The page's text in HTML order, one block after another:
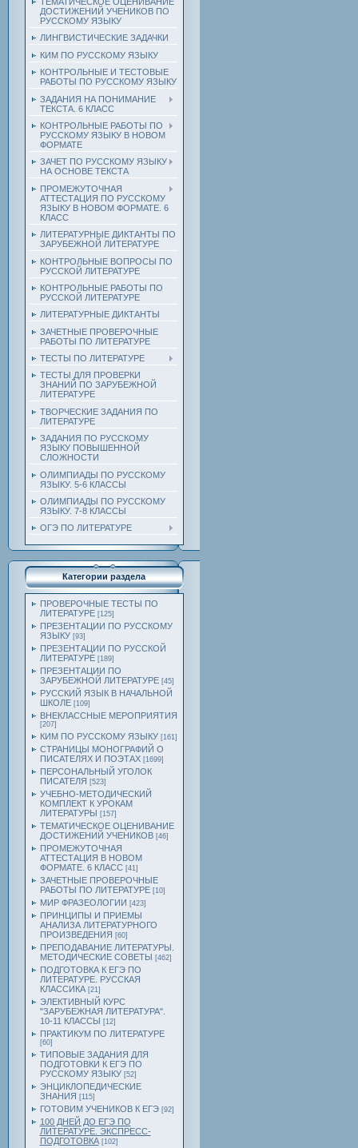
ДОСТИЖЕНИЙ УЧЕНИКОВ ПО
РУССКОМУ ЯЗЫКУ
ЛИНГВИСТИЧЕСКИЕ ЗАДАЧКИ
КИМ ПО РУССКОМУ ЯЗЫКУ
КОНТРОЛЬНЫЕ И ТЕСТОВЫЕ
РАБОТЫ ПО РУССКОМУ ЯЗЫКУ
ЗАДАНИЯ НА ПОНИМАНИЕ
ТЕКСТА. 6 КЛАСС
КОНТРОЛЬНЫЕ РАБОТЫ ПО
РУССКОМУ ЯЗЫКУ В НОВОМ
ФОРМАТЕ
ЗАЧЕТ ПО РУССКОМУ ЯЗЫКУ
НА ОСНОВЕ ТЕКСТА
ПРОМЕЖУТОЧНАЯ
АТТЕСТАЦИЯ ПО РУССКОМУ
ЯЗЫКУ В НОВОМ ФОРМАТЕ. 6
КЛАСС
ЛИТЕРАТУРНЫЕ ДИКТАНТЫ ПО
ЗАРУБЕЖНОЙ ЛИТЕРАТУРЕ
КОНТРОЛЬНЫЕ ВОПРОСЫ ПО
РУССКОЙ ЛИТЕРАТУРЕ
КОНТРОЛЬНЫЕ РАБОТЫ ПО
РУССКОЙ ЛИТЕРАТУРЕ
ЛИТЕРАТУРНЫЕ ДИКТАНТЫ
ЗАЧЕТНЫЕ ПРОВЕРОЧНЫЕ
РАБОТЫ ПО ЛИТЕРАТУРЕ
ТЕСТЫ ПО ЛИТЕРАТУРЕ
ТЕСТЫ ДЛЯ ПРОВЕРКИ
ЗНАНИЙ ПО ЗАРУБЕЖНОЙ
ЛИТЕРАТУРЕ
ТВОРЧЕСКИЕ ЗАДАНИЯ ПО
ЛИТЕРАТУРЕ
ЗАДАНИЯ ПО РУССКОМУ
ЯЗЫКУ ПОВЫШЕННОЙ
СЛОЖНОСТИ
ОЛИМПИАДЫ ПО РУССКОМУ
ЯЗЫКУ. 5-6 КЛАССЫ
ОЛИМПИАДЫ ПО РУССКОМУ
ЯЗЫКУ. 7-8 КЛАССЫ
ОГЭ ПО ЛИТЕРАТУРЕ
Категории раздела
ПРОВЕРОЧНЫЕ ТЕСТЫ ПО
ЛИТЕРАТУРЕ [125]
ПРЕЗЕНТАЦИИ ПО РУССКОМУ
ЯЗЫКУ [93]
ПРЕЗЕНТАЦИИ ПО РУССКОЙ
ЛИТЕРАТУРЕ [189]
ПРЕЗЕНТАЦИИ ПО
ЗАРУБЕЖНОЙ ЛИТЕРАТУРЕ [45]
РУССКИЙ ЯЗЫК В НАЧАЛЬНОЙ
ШКОЛЕ [109]
ВНЕКЛАССНЫЕ МЕРОПРИЯТИЯ
[207]
КИМ ПО РУССКОМУ ЯЗЫКУ [161]
СТРАНИЦЫ МОНОГРАФИЙ О
ПИСАТЕЛЯХ И ПОЭТАХ [1699]
ПЕРСОНАЛЬНЫЙ УГОЛОК
ПИСАТЕЛЯ [523]
УЧЕБНО-МЕТОДИЧЕСКИЙ
КОМПЛЕКТ К УРОКАМ
ЛИТЕРАТУРЫ [157]
ТЕМАТИЧЕСКОЕ ОЦЕНИВАНИЕ
ДОСТИЖЕНИЙ УЧЕНИКОВ [46]
ПРОМЕЖУТОЧНАЯ
АТТЕСТАЦИЯ В НОВОМ
ФОРМАТЕ. 6 КЛАСС [41]
ЗАЧЕТНЫЕ ПРОВЕРОЧНЫЕ
РАБОТЫ ПО ЛИТЕРАТУРЕ [10]
МИР ФРАЗЕОЛОГИИ [423]
ПРИНЦИПЫ И ПРИЕМЫ
АНАЛИЗА ЛИТЕРАТУРНОГО
ПРОИЗВЕДЕНИЯ [60]
ПРЕПОДАВАНИЕ ЛИТЕРАТУРЫ.
МЕТОДИЧЕСКИЕ СОВЕТЫ [462]
ПОДГОТОВКА К ЕГЭ ПО
ЛИТЕРАТУРЕ. РУССКАЯ
КЛАССИКА [21]
ЭЛЕКТИВНЫЙ КУРС
"ЗАРУБЕЖНАЯ ЛИТЕРАТУРА".
10-11 КЛАССЫ [12]
ПРАКТИКУМ ПО ЛИТЕРАТУРЕ
[60]
ТИПОВЫЕ ЗАДАНИЯ ДЛЯ
ПОДГОТОВКИ К ЕГЭ ПО
РУССКОМУ ЯЗЫКУ [52]
ЭНЦИКЛОПЕДИЧЕСКИЕ
ЗНАНИЯ [115]
ГОТОВИМ УЧЕНИКОВ К ЕГЭ [92]
100 ДНЕЙ ДО ЕГЭ ПО
ЛИТЕРАТУРЕ. ЭКСПРЕСС-
ПОДГОТОВКА [102]